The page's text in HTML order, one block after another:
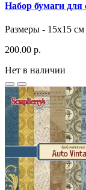
Набор бумаги для
Размеры - 15х15
200.00 р.
Нет в наличии